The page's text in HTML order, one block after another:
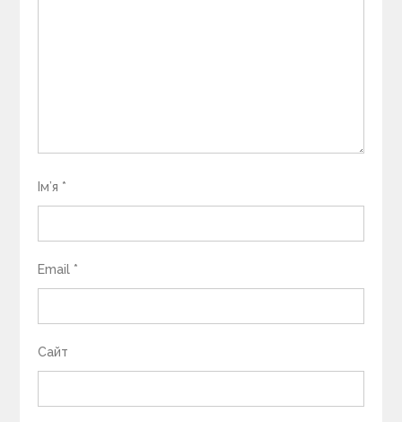
Ім’я *
Email *
Сайт